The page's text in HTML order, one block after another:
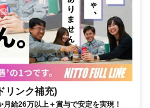
リンク補充)
給26万以上＋賞与で安定を実現！